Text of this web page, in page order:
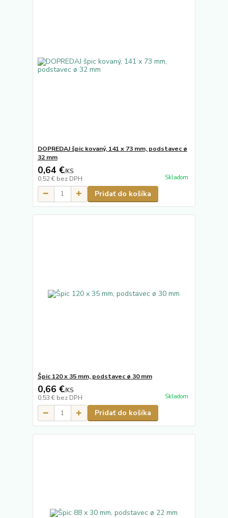
DOPREDAJ špic kovaný, 141 x 73 mm, podstavec ø
32 mm
0,64 €/KS
0,52 € bez DPH Skladom
Pridať do košíka
Špic 120 x 35 mm, podstavec ø 30 mm
0,66 €/KS
0,53 € bez DPH Skladom
Pridať do košíka